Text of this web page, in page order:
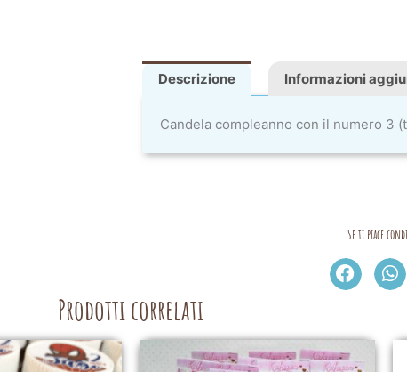
Descrizione Informazioni
Candela compleanno con il numero 3
Se ti piace
Prodotti correlati